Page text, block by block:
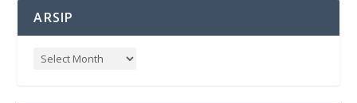
ARSIP